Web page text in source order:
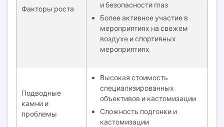
Факторы роста
и безопасности глаз
Более активное участие в
мероприятиях на свежем
воздухе и спортивных
мероприятиях
Подводные
камни и
проблемы
Высокая стоимость
специализированных
объективов и кастомизации
Сложность подгонки и
кастомизации